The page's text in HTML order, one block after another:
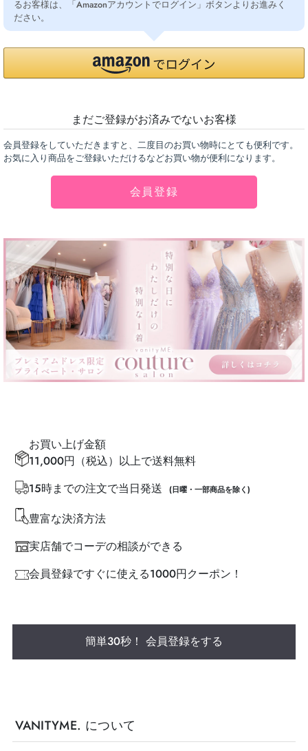
るお客様は、「Amazonアカウントでログイン」ボタンよりお進みく
ださい。
まだご登録がお済みでないお客様
会員登録をしていただきますと、二度目のお買い物時にとても便利です。
お気に入り商品をご登録いただけるなどお買い物が便利になります。
会員登録
お買い上げ金額
11,000円（税込）以上で送料無料
15時までの注文で当日発送
(日曜・一部商品を除く)
豊富な決済方法
実店舗でコーデの相談ができる
会員登録ですぐに使える1000円クーポン！
簡単30秒！ 会員登録をする
VANITYME. について